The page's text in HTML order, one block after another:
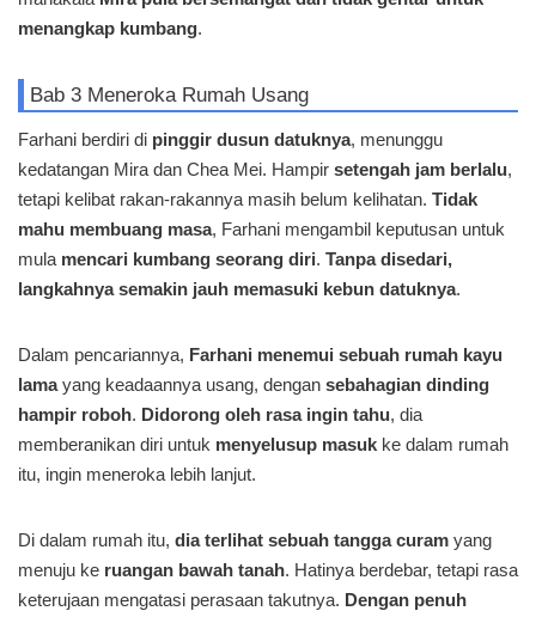
menangkap kumbang.
Bab 3 Meneroka Rumah Usang
Farhani berdiri di pinggir dusun datuknya, menunggu
kedatangan Mira dan Chea Mei. Hampir setengah jam berlalu,
tetapi kelibat rakan-rakannya masih belum kelihatan. Tidak
mahu membuang masa, Farhani mengambil keputusan untuk
mula mencari kumbang seorang diri. Tanpa disedari,
langkahnya semakin jauh memasuki kebun datuknya.
Dalam pencariannya, Farhani menemui sebuah rumah kayu
lamayang keadaannya usang, dengan sebahagian dinding
hampir roboh. Didorong oleh rasa ingin tahu, dia
memberanikan diri untuk menyelusup masuk ke dalam rumah
itu, ingin meneroka lebih lanjut.
Di dalam rumah itu, dia terlihat sebuah tangga curam yang
menuju ke ruangan bawah tanah. Hatinya berdebar, tetapi rasa
keterujaan mengatasi perasaan takutnya. Dengan penuh